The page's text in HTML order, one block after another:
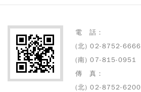
電 話：
(北) 02-8752-
(南) 07-815-0951
傳 真：
(北) 02-8752-